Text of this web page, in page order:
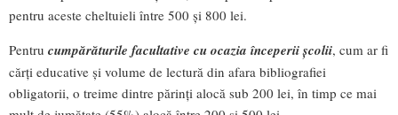
pentru aceste cheltuieli între 500 și 800 lei.
Pentru cumpărăturile facultative cu ocazia începerii școlii, cum ar fi
cărți educative și volume de lectură din afara bibliografiei
obligatorii, o treime dintre părinți alocă sub 200 lei, în timp ce mai